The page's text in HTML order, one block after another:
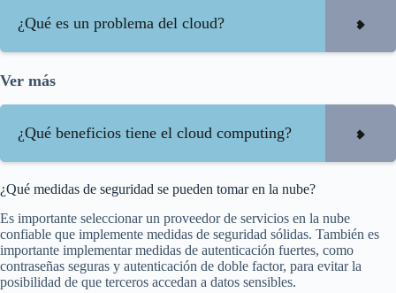
¿Qué es un problema del cloud?
Ver más
¿Qué beneficios tiene el cloud computing?
¿Qué medidas de seguridad se pueden tomar en la nube?
Es importante seleccionar un proveedor de servicios en la nube
confiable que implemente medidas de seguridad sólidas. También es
importante implementar medidas de autenticación fuertes, como
contraseñas seguras y autenticación de doble factor, para evitar la
posibilidad de que terceros accedan a datos sensibles.